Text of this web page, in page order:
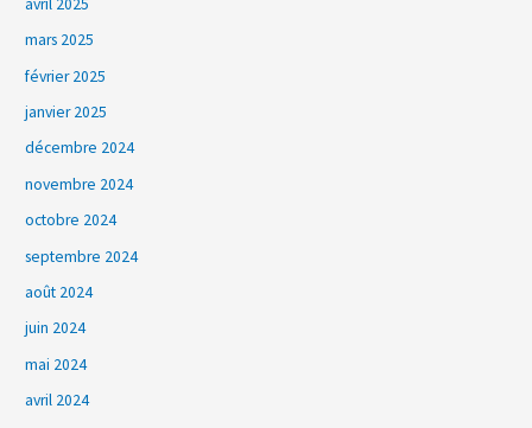
mars 2025
février 2025
janvier 2025
décembre 2024
novembre 2024
octobre 2024
septembre 2024
août 2024
juin 2024
mai 2024
avril 2024